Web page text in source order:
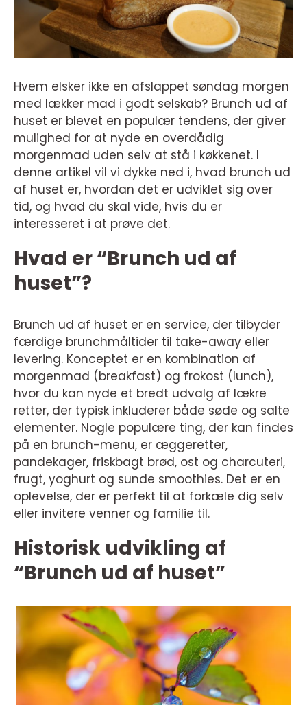
Hvem elsker ikke en afslappet søndag morgen
med lækker mad i godt selskab? Brunch ud af
huset er blevet en populær tendens, der giver
mulighed for at nyde en overdådig
morgenmad uden selv at stå i køkkenet. I
denne artikel vil vi dykke ned i, hvad brunch ud
af huset er, hvordan det er udviklet sig over
tid, og hvad du skal vide, hvis du er
interesseret i at prøve det.
Hvad er “Brunch ud af
huset”?
Brunch ud af huset er en service, der tilbyder
færdige brunchmåltider til take-away eller
levering. Konceptet er en kombination af
morgenmad (breakfast) og frokost (lunch),
hvor du kan nyde et bredt udvalg af lækre
retter, der typisk inkluderer både søde og salte
elementer. Nogle populære ting, der kan findes
på en brunch-menu, er æggeretter,
pandekager, friskbagt brød, ost og charcuteri,
frugt, yoghurt og sunde smoothies. Det er en
oplevelse, der er perfekt til at forkæle dig selv
eller invitere venner og familie til.
Historisk udvikling af
“Brunch ud af huset”